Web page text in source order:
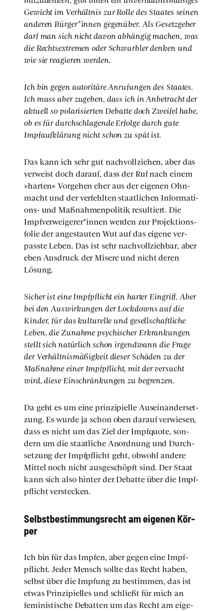
Gewicht im Ver­hält­nis zur Rol­le des Staa­tes sei­nen
ande­ren Bürger*innen gegen­über. Als Gesetz­ge­ber
darf man sich nicht davon abhän­gig machen, was
die Rechts­extre­men oder Schwurb­ler den­ken und
wie sie reagie­ren wer­den.
Ich bin gegen auto­ri­tä­re Anru­fun­gen des Staa­tes.
Ich muss aber zuge­ben, dass ich in Anbe­tracht der
aktu­ell so pola­ri­sier­ten Debat­te doch Zwei­fel habe,
ob es für durch­schla­gen­de Erfol­ge durch gute
Impf­auf­klä­rung nicht schon zu spät ist.
Das kann ich sehr gut nach­voll­zie­hen, aber das
ver­weist doch dar­auf, dass der Ruf nach einem
»har­ten« Vor­ge­hen eher aus der eige­nen Ohn­
macht und der ver­fehl­ten staat­li­chen Infor­ma­ti­
ons- und Maß­nah­men­po­li­tik resul­tiert. Die
Impfverweigerer*innen wer­den zur Pro­jek­ti­ons­
fo­lie der ange­stau­ten Wut auf das eige­ne ver­
pass­te Leben. Das ist sehr nach­voll­zieh­bar, aber
eben Aus­druck der Mise­re und nicht deren
Lösung.
Sicher ist eine Impf­pflicht ein har­ter Ein­griff. Aber
bei den Aus­wir­kun­gen der Lock­downs auf die
Kin­der, für das kul­tu­rel­le und gesell­schaft­li­che
Leben, die Zunah­me psy­chi­scher Erkran­kun­gen
stellt sich natür­lich schon irgend­wann die Fra­ge
der Ver­hält­nis­mä­ßig­keit die­ser Schä­den zu der
Maß­nah­me einer Impf­pflicht, mit der ver­sucht
wird, die­se Ein­schrän­kun­gen zu begren­zen.
Da geht es um eine prin­zi­pi­el­le Aus­ein­an­der­set­
zung. Es wur­de ja schon oben dar­auf ver­wie­sen,
dass es nicht um das Ziel der Impf­quo­te, son­
dern um die staat­li­che Anord­nung und Durch­
set­zung der Impf­pflicht geht, obwohl ande­re
Mit­tel noch nicht aus­ge­schöpft sind. Der Staat
kann sich also hin­ter der Debat­te über die Impf­
pflicht ver­ste­cken.
Selbst­be­stim­mungs­recht am eige­nen Kör­
per
Ich bin für das Imp­fen, aber gegen eine Impf­
pflicht. Jeder Mensch soll­te das Recht haben,
selbst über die Imp­fung zu bestim­men, das ist
etwas Prin­zi­pi­el­les und schließt für mich an
femi­nis­ti­sche Debat­ten um das Recht am eige­